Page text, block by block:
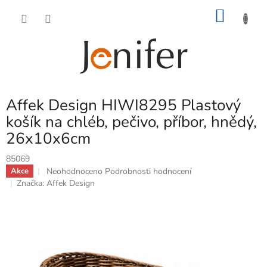
Affek Design HIWI8295 Plastový
košík na chléb, pečivo, příbor, hnědý,
26x10x6cm
85069
Akce
Průměrné
hodnocení
hvězdiček.
Neohodnoceno Podrobnosti hodnocení
Značka: Affek Design